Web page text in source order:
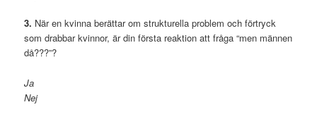
3. När en kvinna berättar om strukturella problem och förtryck
som drabbar kvinnor, är din första reaktion att fråga “men männen
då???”?
Ja
Nej